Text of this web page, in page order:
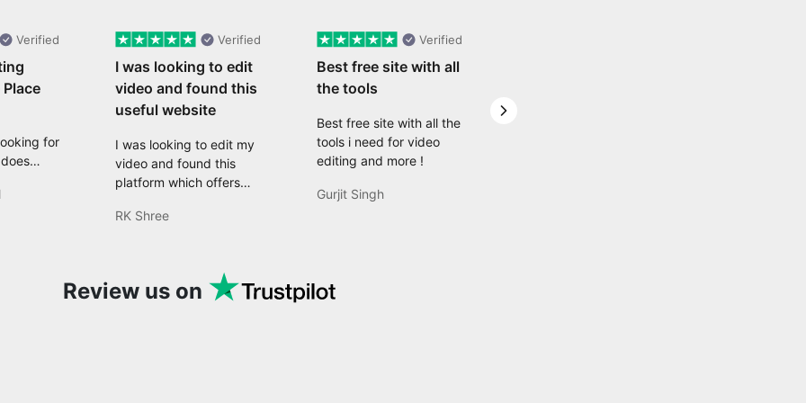
Verified
for
and
Verified
I was looking to edit
video and found this
useful website
I was looking to edit my
video and found this
platform which offers
like resizing, converting,
that are useful for my
projects.
RK Shree
Verified
Best free site with all
the tools
Best free site with all the
tools i need for video
editing and more !
Gurjit Singh
Next slide
Review us on